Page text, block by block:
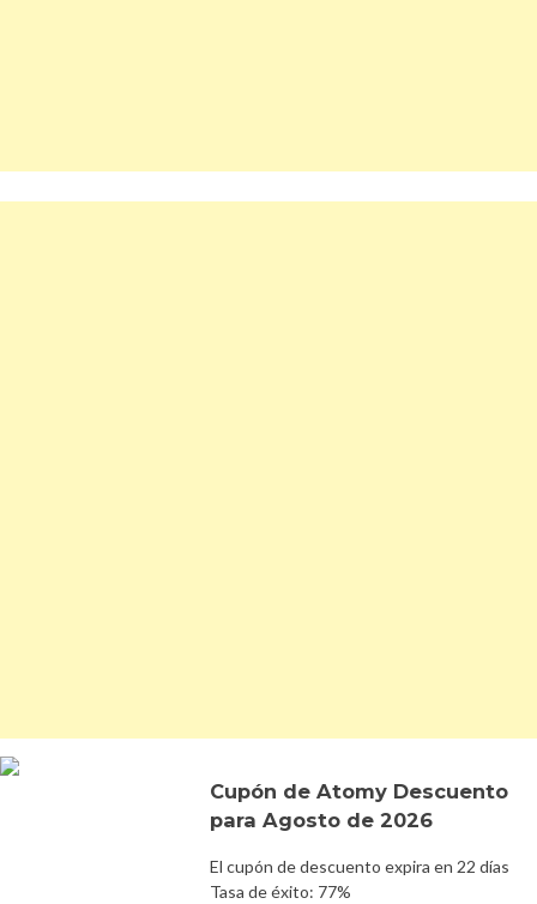
Cupón de Atomy Descuento
para Agosto de 2026
El cupón de descuento expira en 22 días
Tasa de éxito: 77%